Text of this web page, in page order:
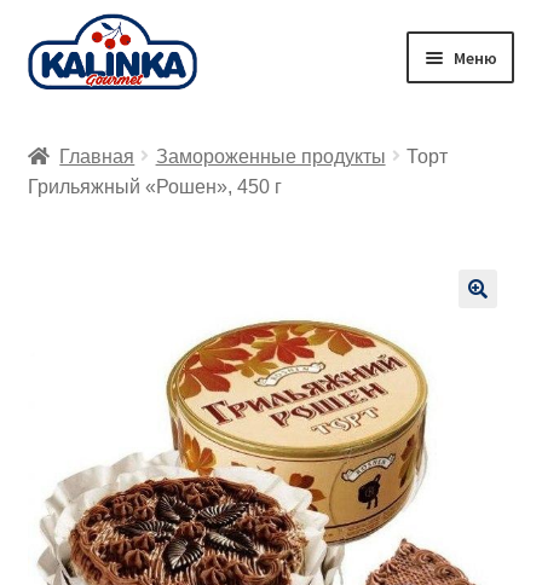
Перейти
к
Перейти
к
Меню
Заказ онлайн
Главная Замороженные продукты
Торт
Грильяжный «Рошен», 450 г